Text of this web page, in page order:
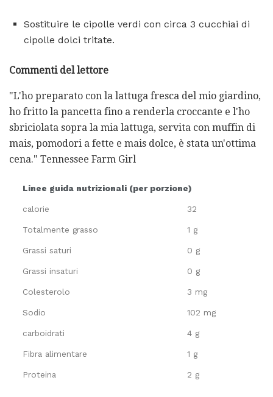
Sostituire le cipolle verdi con circa 3 cucchiai di
cipolle dolci tritate.
Commenti del lettore
"L'ho preparato con la lattuga fresca del mio giardino,
ho fritto la pancetta fino a renderla croccante e l'ho
sbriciolata sopra la mia lattuga, servita con muffin di
mais, pomodori a fette e mais dolce, è stata un'ottima
cena." Tennessee Farm Girl
Linee guida nutrizionali (per porzione)
calorie 32
Totalmente grasso 1 g
Grassi saturi 0 g
Grassi insaturi 0 g
Colesterolo 3 mg
Sodio 102 mg
carboidrati 4 g
Fibra alimentare 1 g
Proteina 2 g